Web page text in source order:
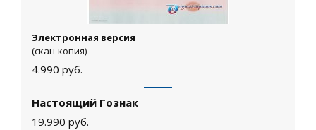
Электронная версия
(скан-копия)
4.990 руб.
Настоящий Гознак
19.990 руб.